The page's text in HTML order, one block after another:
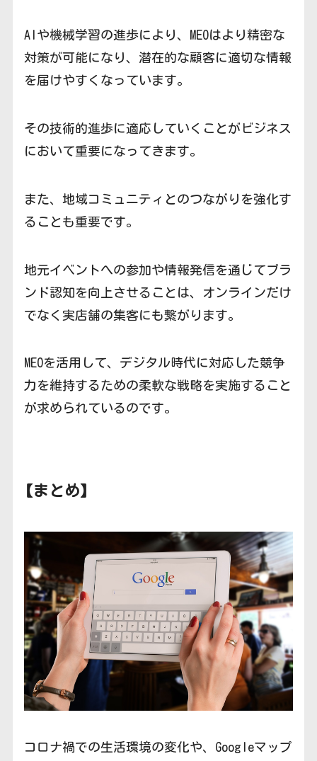
AIや機械学習の進歩により、MEOはより精密な
対策が可能になり、潜在的な顧客に適切な情報
を届けやすくなっています。
その技術的進歩に適応していくことがビジネス
において重要になってきます。
また、地域コミュニティとのつながりを強化す
ることも重要です。
地元イベントへの参加や情報発信を通じてブラ
ンド認知を向上させることは、オンラインだけ
でなく実店舗の集客にも繋がります。
MEOを活用して、デジタル時代に対応した競争
力を維持するための柔軟な戦略を実施すること
が求められているのです。
【まとめ】
コロナ禍での生活環境の変化や、Googleマップ